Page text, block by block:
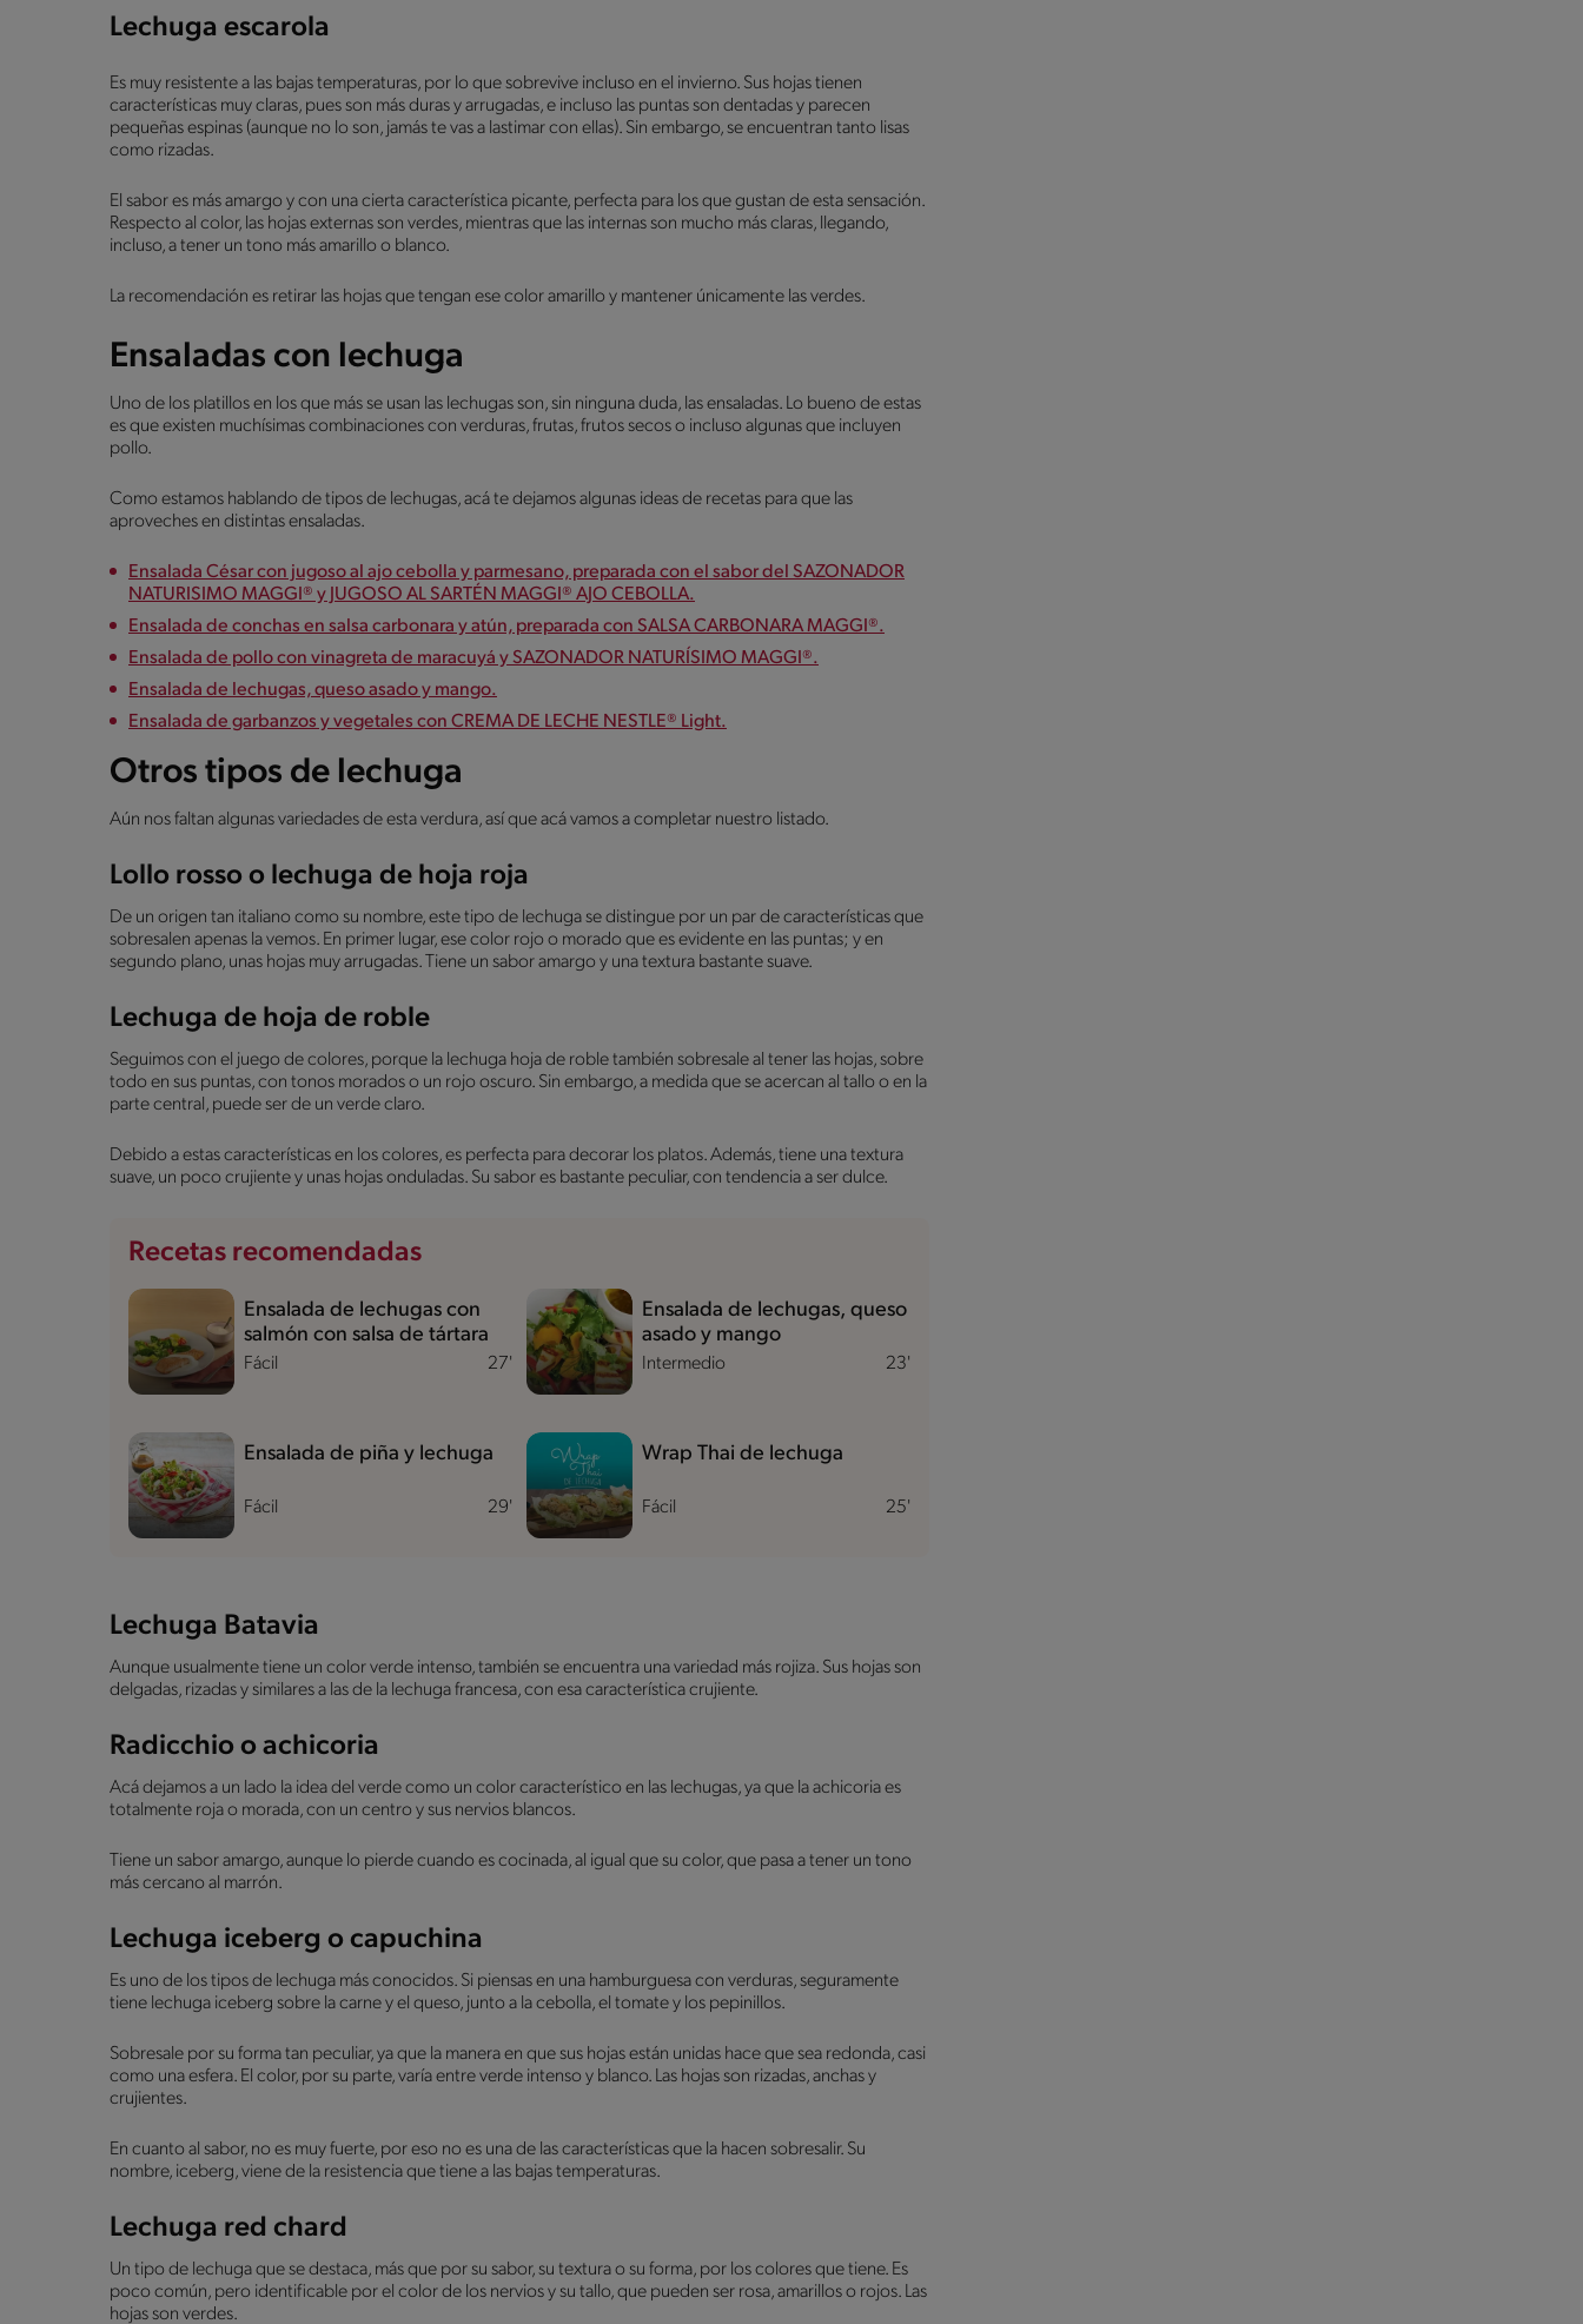
Lechuga escarola
Es muy resistente a las bajas temperaturas, por lo que sobrevive incluso en el invierno. Sus hojas tienen
características muy claras, pues son más duras y arrugadas, e incluso las puntas son dentadas y parecen
pequeñas espinas (aunque no lo son, jamás te vas a lastimar con ellas). Sin embargo, se encuentran tanto lisas
como rizadas.
El sabor es más amargo y con una cierta característica picante, perfecta para los que gustan de esta sensación.
Respecto al color, las hojas externas son verdes, mientras que las internas son mucho más claras, llegando,
incluso, a tener un tono más amarillo o blanco.
La recomendación es retirar las hojas que tengan ese color amarillo y mantener únicamente las verdes.
Ensaladas con lechuga
Uno de los platillos en los que más se usan las lechugas son, sin ninguna duda, las ensaladas. Lo bueno de estas
es que existen muchísimas combinaciones con verduras, frutas, frutos secos o incluso algunas que incluyen
pollo.
Como estamos hablando de tipos de lechugas, acá te dejamos algunas ideas de recetas para que las
aproveches en distintas ensaladas.
Ensalada César con jugoso al ajo cebolla y parmesano, preparada con el sabor del SAZONADOR
NATURISIMO MAGGI® y JUGOSO AL SARTÉN MAGGI® AJO CEBOLLA.
Ensalada de conchas en salsa carbonara y atún, preparada con SALSA CARBONARA MAGGI®.
Ensalada de pollo con vinagreta de maracuyá y SAZONADOR NATURÍSIMO MAGGI®.
Ensalada de lechugas, queso asado y mango.
Ensalada de garbanzos y vegetales con CREMA DE LECHE NESTLE® Light.
Otros tipos de lechuga
Aún nos faltan algunas variedades de esta verdura, así que acá vamos a completar nuestro listado.
Lollo rosso o lechuga de hoja roja
De un origen tan italiano como su nombre, este tipo de lechuga se distingue por un par de características que
sobresalen apenas la vemos. En primer lugar, ese color rojo o morado que es evidente en las puntas; y en
segundo plano, unas hojas muy arrugadas. Tiene un sabor amargo y una textura bastante suave.
Lechuga de hoja de roble
Seguimos con el juego de colores, porque la lechuga hoja de roble también sobresale al tener las hojas, sobre
todo en sus puntas, con tonos morados o un rojo oscuro. Sin embargo, a medida que se acercan al tallo o en la
parte central, puede ser de un verde claro.
Debido a estas características en los colores, es perfecta para decorar los platos. Además, tiene una textura
suave, un poco crujiente y unas hojas onduladas. Su sabor es bastante peculiar, con tendencia a ser dulce.
Recetas recomendadas
Fácil 27'
Ensalada de lechugas con
salmón con salsa de tártara
Intermedio 23'
Ensalada de lechugas, queso
asado y mango
Fácil 29'
Ensalada de piña y lechuga
Fácil 25'
Wrap Thai de lechuga
Lechuga Batavia
Aunque usualmente tiene un color verde intenso, también se encuentra una variedad más rojiza. Sus hojas son
delgadas, rizadas y similares a las de la lechuga francesa, con esa característica crujiente.
Radicchio o achicoria
Acá dejamos a un lado la idea del verde como un color característico en las lechugas, ya que la achicoria es
totalmente roja o morada, con un centro y sus nervios blancos.
Tiene un sabor amargo, aunque lo pierde cuando es cocinada, al igual que su color, que pasa a tener un tono
más cercano al marrón.
Lechuga iceberg o capuchina
Es uno de los tipos de lechuga más conocidos. Si piensas en una hamburguesa con verduras, seguramente
tiene lechuga iceberg sobre la carne y el queso, junto a la cebolla, el tomate y los pepinillos.
Sobresale por su forma tan peculiar, ya que la manera en que sus hojas están unidas hace que sea redonda, casi
como una esfera. El color, por su parte, varía entre verde intenso y blanco. Las hojas son rizadas, anchas y
crujientes.
En cuanto al sabor, no es muy fuerte, por eso no es una de las características que la hacen sobresalir. Su
nombre, iceberg, viene de la resistencia que tiene a las bajas temperaturas.
Lechuga red chard
Un tipo de lechuga que se destaca, más que por su sabor, su textura o su forma, por los colores que tiene. Es
poco común, pero identificable por el color de los nervios y su tallo, que pueden ser rosa, amarillos o rojos. Las
hojas son verdes.